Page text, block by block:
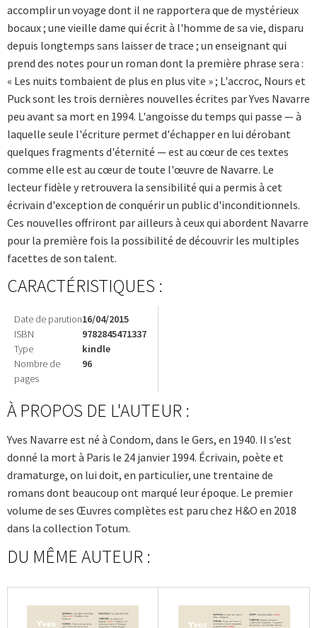
accomplir un voyage dont il ne rapportera que de mystérieux
bocaux ; une vieille dame qui écrit à l'homme de sa vie, disparu
depuis longtemps sans laisser de trace ; un enseignant qui
prend des notes pour un roman dont la première phrase sera :
« Les nuits tombaient de plus en plus vite » ; L'accroc, Nours et
Puck sont les trois dernières nouvelles écrites par Yves Navarre
peu avant sa mort en 1994. L'angoisse du temps qui passe — à
laquelle seule l'écriture permet d'échapper en lui dérobant
quelques fragments d'éternité — est au cœur de ces textes
comme elle est au cœur de toute l'œuvre de Navarre. Le
lecteur fidèle y retrouvera la sensibilité qui a permis à cet
écrivain d'exception de conquérir un public d'inconditionnels.
Ces nouvelles offriront par ailleurs à ceux qui abordent Navarre
pour la première fois la possibilité de découvrir les multiples
facettes de son talent.
CARACTÉRISTIQUES :
Date de parution
ISBN
Type
Nombre de
pages
16/04/2015
9782845471337
kindle
96
À PROPOS DE L'AUTEUR :
Yves Navarre est né à Condom, dans le Gers, en 1940. Il s’est
donné la mort à Paris le 24 janvier 1994. Écrivain, poète et
dramaturge, on lui doit, en particulier, une trentaine de
romans dont beaucoup ont marqué leur époque. Le premier
volume de ses Œuvres complètes est paru chez H&O en 2018
dans la collection Totum.
DU MÊME AUTEUR :